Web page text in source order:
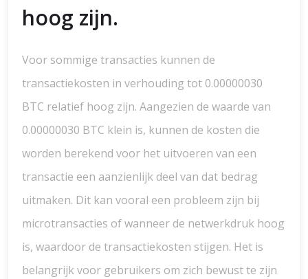
hoog zijn.
Voor sommige transacties kunnen de
transactiekosten in verhouding tot 0.00000030
BTC relatief hoog zijn. Aangezien de waarde van
0.00000030 BTC klein is, kunnen de kosten die
worden berekend voor het uitvoeren van een
transactie een aanzienlijk deel van dat bedrag
uitmaken. Dit kan vooral een probleem zijn bij
microtransacties of wanneer de netwerkdruk hoog
is, waardoor de transactiekosten stijgen. Het is
belangrijk voor gebruikers om zich bewust te zijn